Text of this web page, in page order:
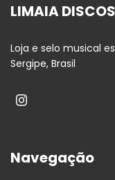
LIMAIA DISCOS
Loja e selo musical
Sergipe, Brasil
Navegação